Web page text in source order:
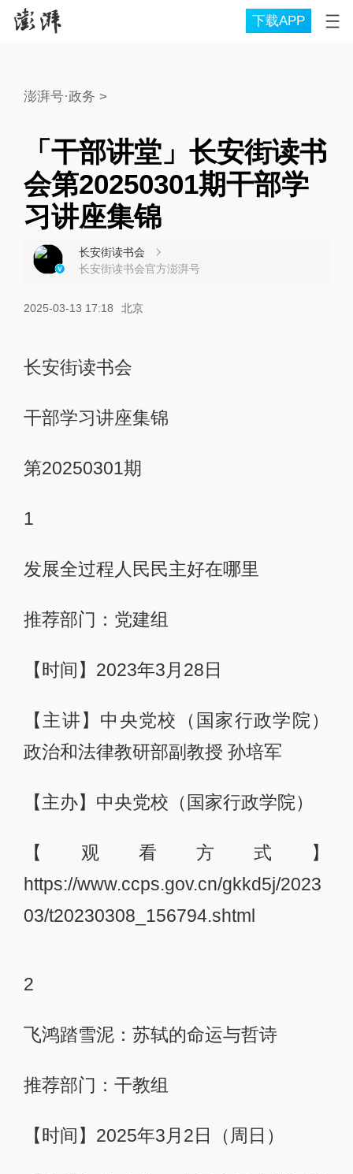
下载APP
澎湃号·政务 >
「干部讲堂」长安街读书
会第20250301期干部学
习讲座集锦
长安街读书会
长安街读书会官方澎湃号
2025-03-13 17:18 北京
长安街读书会
干部学习讲座集锦
第20250301期
1
发展全过程人民民主好在哪里
推荐部门：党建组
【时间】2023年3月28日
【主讲】中央党校（国家行政学院）
政治和法律教研部副教授 孙培军
【主办】中央党校（国家行政学院）
【观看方式】
https://www.ccps.gov.cn/gkkd5j/2023
03/t20230308_156794.shtml
2
飞鸿踏雪泥：苏轼的命运与哲诗
推荐部门：干教组
【时间】2025年3月2日（周日）